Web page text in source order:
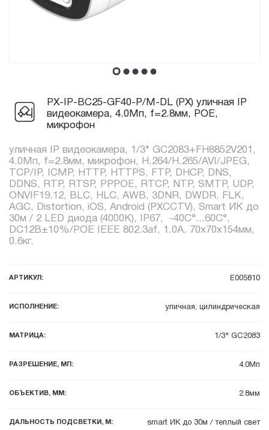
PX-IP-BC25-GF40-P/M-DL (PX) уличная IP
видеокамера, 4.0Мп, f=2.8мм, POE,
микрофон
уличная IP видеокамера, 1/3" GC2083+FH8852V201,
4.0Мп, f=2.8мм, микрофон, H.264/H.265/AVI/JPEG,
TCP/IP, ICMP, HTTP, HTTPS, FTP, DHCP, DNS,
DDNS, RTP, RTSP, PPPOE, RTCP, NTP, SMTP, UDP,
ONVIF19.12, BLC, HLC, AWB, 3DNR, DWDR, FLK,
AGC, Distortion, iOS, Android (PXCCTV), Smart ИК до
30м / 2 LED диода (4000K), IP67, -40C°...60C°,
DC12В±10%/POE IEEE 802.3af, 1.0А, 70x70x154мм,
0.6кг.
АРТИКУЛ: E005810
ИСПОЛНЕНИЕ: уличная, цилиндрическая
МАТРИЦА: 1/3" GC2083
РАЗРЕШЕНИЕ, МП: 4.0Мп
ОБЪЕКТИВ, ММ: 2.8мм
ДАЛЬНОСТЬ ПОДСВЕТКИ, М:
smart ИК до 30м / теплый свет